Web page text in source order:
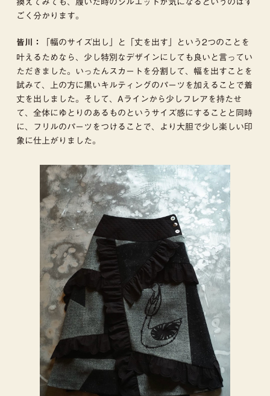
換えてみても、履いた時のシルエットが気になるというのはす
ごく分かります。
皆川：
「幅のサイズ出し」と「丈を出す」という2つのことを
叶えるためなら、少し特別なデザインにしても良いと言ってい
ただきました。いったんスカートを分割して、幅を出すことを
試みて、上の方に黒いキルティングのパーツを加えることで着
丈を出しました。そして、Aラインから少しフレアを持たせ
て、全体にゆとりのあるものというサイズ感にすることと同時
に、フリルのパーツをつけることで、より大胆で少し楽しい印
象に仕上がりました。